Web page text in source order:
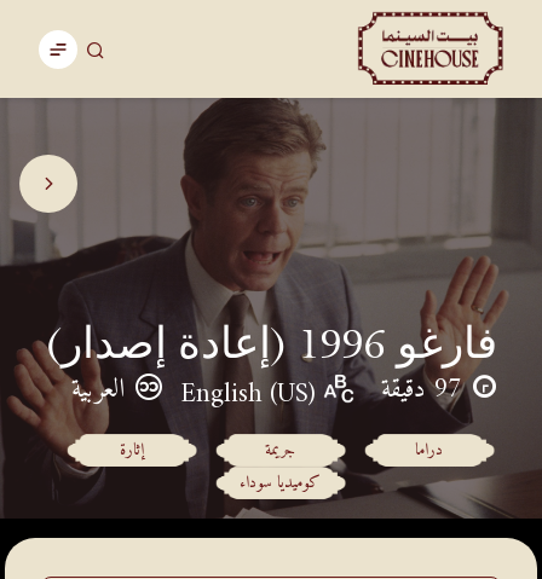
فارغو 1996 (إعادة إصدار)
97 دقيقة English (US) العربية
دراما جريمة
إثارة
كوميديا سوداء